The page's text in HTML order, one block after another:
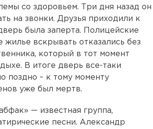
со здоровьем. Три дня назад он
на звонки. Друзья приходили к
была заперта. Полицейские
жилье вскрывать отказались без
который в тот момент
В итоге дверь все-таки
поздно – к тому моменту
уже был мертв.
— известная группа,
песни. Александр